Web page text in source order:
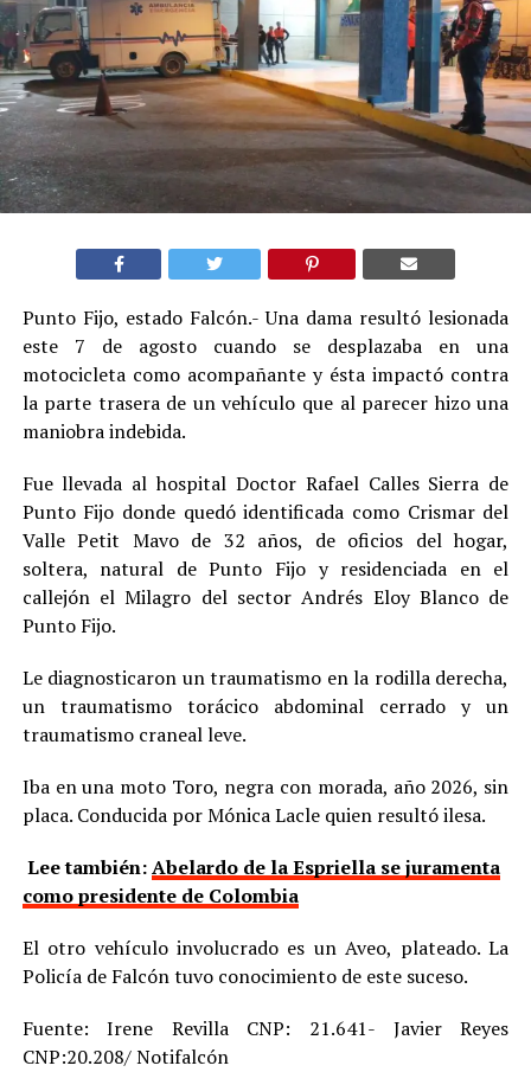
Punto Fijo, estado Falcón.- Una dama resultó lesionada
este 7 de agosto cuando se desplazaba en una
motocicleta como acompañante y ésta impactó contra
la parte trasera de un vehículo que al parecer hizo una
maniobra indebida.
Fue llevada al hospital Doctor Rafael Calles Sierra de
Punto Fijo donde quedó identificada como Crismar del
Valle Petit Mavo de 32 años, de oficios del hogar,
soltera, natural de Punto Fijo y residenciada en el
callejón el Milagro del sector Andrés Eloy Blanco de
Punto Fijo.
Le diagnosticaron un traumatismo en la rodilla derecha,
un traumatismo torácico abdominal cerrado y un
traumatismo craneal leve.
Iba en una moto Toro, negra con morada, año 2026, sin
placa. Conducida por Mónica Lacle quien resultó ilesa.
Lee también:Abelardo de la Espriella se juramenta
como presidente de Colombia
El otro vehículo involucrado es un Aveo, plateado. La
Policía de Falcón tuvo conocimiento de este suceso.
Fuente: Irene Revilla CNP: 21.641- Javier Reyes
CNP:20.208/ Notifalcón